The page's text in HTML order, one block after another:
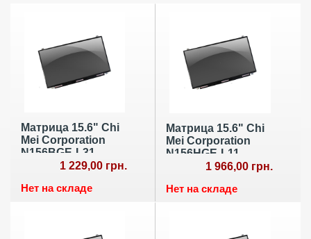
Матрица 15.6" Chi
Mei Corporation
N156BGE-L31
1 229,00 грн.
Нет на складе
Матрица 15.6" Chi
Mei Corporation
N156HGE-L11
1 966,00 грн.
Нет на складе